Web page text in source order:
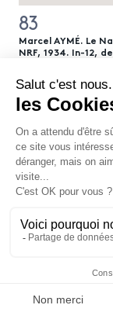
83
Marcel AYMÉ. Le
NRF, 1934. In-12,
couverture et dos,
Marcel AYMÉ. Le
rou...
ESTIMATION
400 / 600 €
RÉSULTAT
Marcel AYMÉ. La
nom. Paris, NRF,